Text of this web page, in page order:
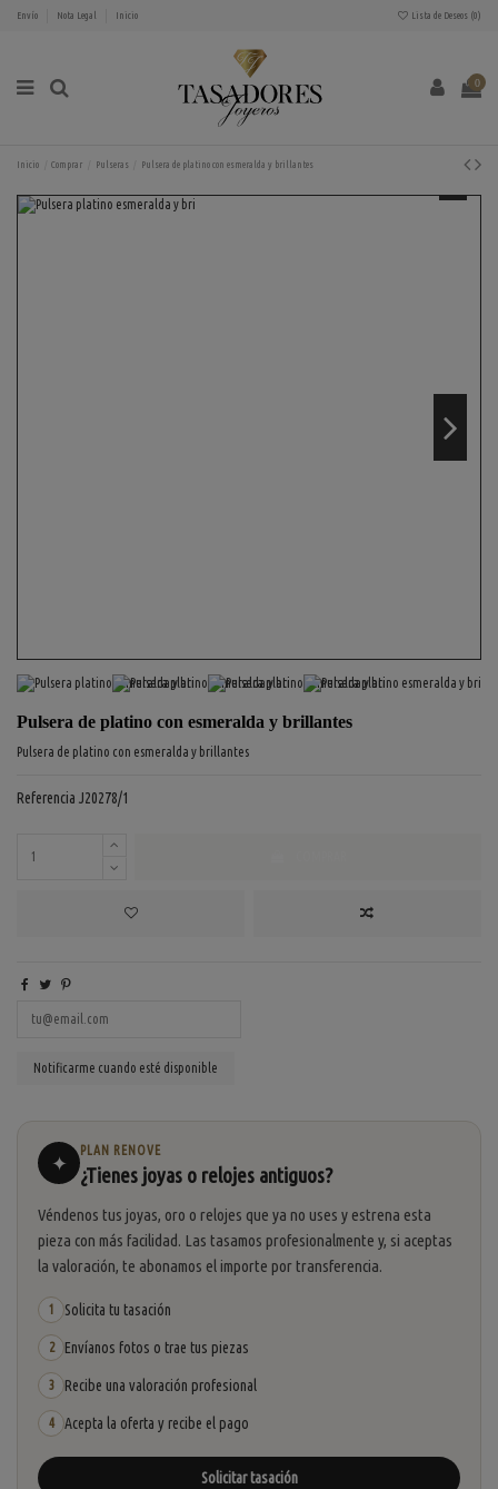
Envío Nota Legal Inicio Lista de Deseos (0)
0
Inicio Comprar Pulseras Pulsera de platino con esmeralda y brillantes
Pulsera de platino con esmeralda y brillantes
Pulsera de platino con esmeralda y brillantes
Referencia J20278/1
✦
PLAN RENOVE
¿Tienes joyas o relojes antiguos?
Véndenos tus joyas, oro o relojes que ya no uses y estrena esta
pieza con más facilidad. Las tasamos profesionalmente y, si aceptas
la valoración, te abonamos el importe por transferencia.
1 Solicita tu tasación
2 Envíanos fotos o trae tus piezas
3 Recibe una valoración profesional
4 Acepta la oferta y recibe el pago
Solicitar tasación